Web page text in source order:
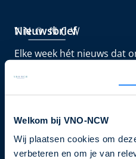
Welkom bij VNO-NCW
Wij plaatsen cookies om
verbeteren en om je van
Nieuwsbrief
Elke week hét nieuws dat
je nu in voor de VNO-NCW
Schrijf je in
Direct naar